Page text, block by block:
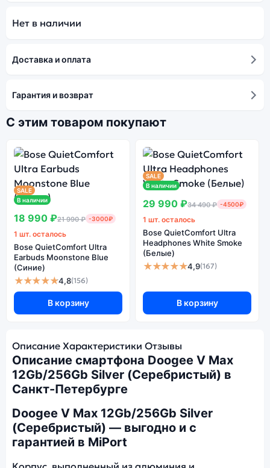
Нет в наличии
Доставка и оплата
Гарантия и возврат
С этим товаром покупают
SALE
В наличии
18 990 ₽21 990 ₽ -3000₽
1 шт. осталось
Bose QuietComfort Ultra
Earbuds Moonstone Blue
(Синие)
★★★★★4,8(156)
В корзину
SALE
В наличии
29 990 ₽34 490 ₽ -4500₽
1 шт. осталось
Bose QuietComfort Ultra
Headphones White Smoke
(Белые)
★★★★★4,9(167)
В корзину
Описание Характеристики Отзывы
Описание смартфона Doogee V Max
12Gb/256Gb Silver (Серебристый) в
Санкт-Петербурге
Doogee V Max 12Gb/256Gb Silver
(Серебристый) — выгодно и с
гарантией в MiPort